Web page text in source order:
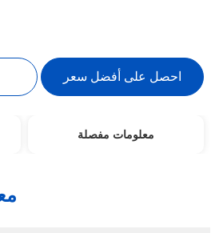
احصل على أفضل سعر
معلومات مفصلة